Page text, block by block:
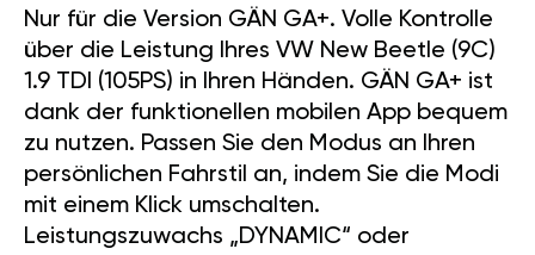
Nur für die Version GÄN GA+. Volle Kontrolle
über die Leistung Ihres VW New Beetle (9C)
1.9 TDI (105PS) in Ihren Händen. GÄN GA+ ist
dank der funktionellen mobilen App bequem
zu nutzen. Passen Sie den Modus an Ihren
persönlichen Fahrstil an, indem Sie die Modi
mit einem Klick umschalten.
Leistungszuwachs „DYNAMIC“ oder